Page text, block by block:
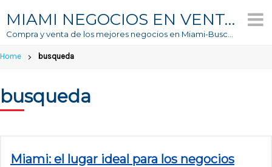
content
MIAMI NEGOCIOS EN VENTA
Home busqueda
busqueda
Miami: el lugar ideal para los negocios